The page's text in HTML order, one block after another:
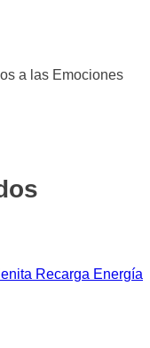
a las Emociones